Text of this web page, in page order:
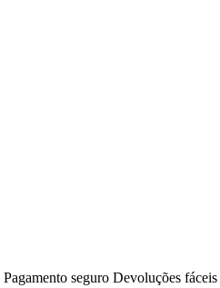
Pagamento seguro Devoluções fáceis